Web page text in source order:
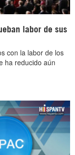
labor de sus
con la labor de los
ha reducido aún